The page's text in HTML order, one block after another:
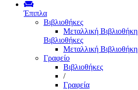
Έπιπλα
Βιβλιοθήκες
Μεταλλική Βιβλιοθήκη
Βιβλιοθήκες
Μεταλλική Βιβλιοθήκη
Γραφείο
Βιβλιοθήκες
/
Γραφεία